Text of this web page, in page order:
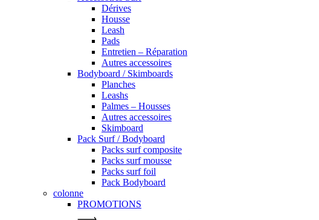
Dérives
Housse
Leash
Pads
Entretien – Réparation
Autres accessoires
Bodyboard / Skimboards
Planches
Leashs
Palmes – Housses
Autres accessoires
Skimboard
Pack Surf / Bodyboard
Packs surf composite
Packs surf mousse
Packs surf foil
Pack Bodyboard
colonne
PROMOTIONS